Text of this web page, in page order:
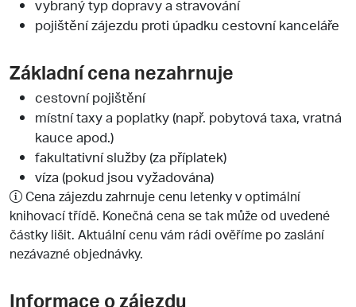
vybraný typ dopravy a stravování
pojištění zájezdu proti úpadku cestovní kanceláře
Základní cena nezahrnuje
cestovní pojištění
místní taxy a poplatky (např. pobytová taxa, vratná
kauce apod.)
fakultativní služby (za příplatek)
víza (pokud jsou vyžadována)
Cena zájezdu zahrnuje cenu letenky v optimální
knihovací třídě. Konečná cena se tak může od uvedené
částky lišit. Aktuální cenu vám rádi ověříme po zaslání
nezávazné objednávky.
Informace o zájezdu